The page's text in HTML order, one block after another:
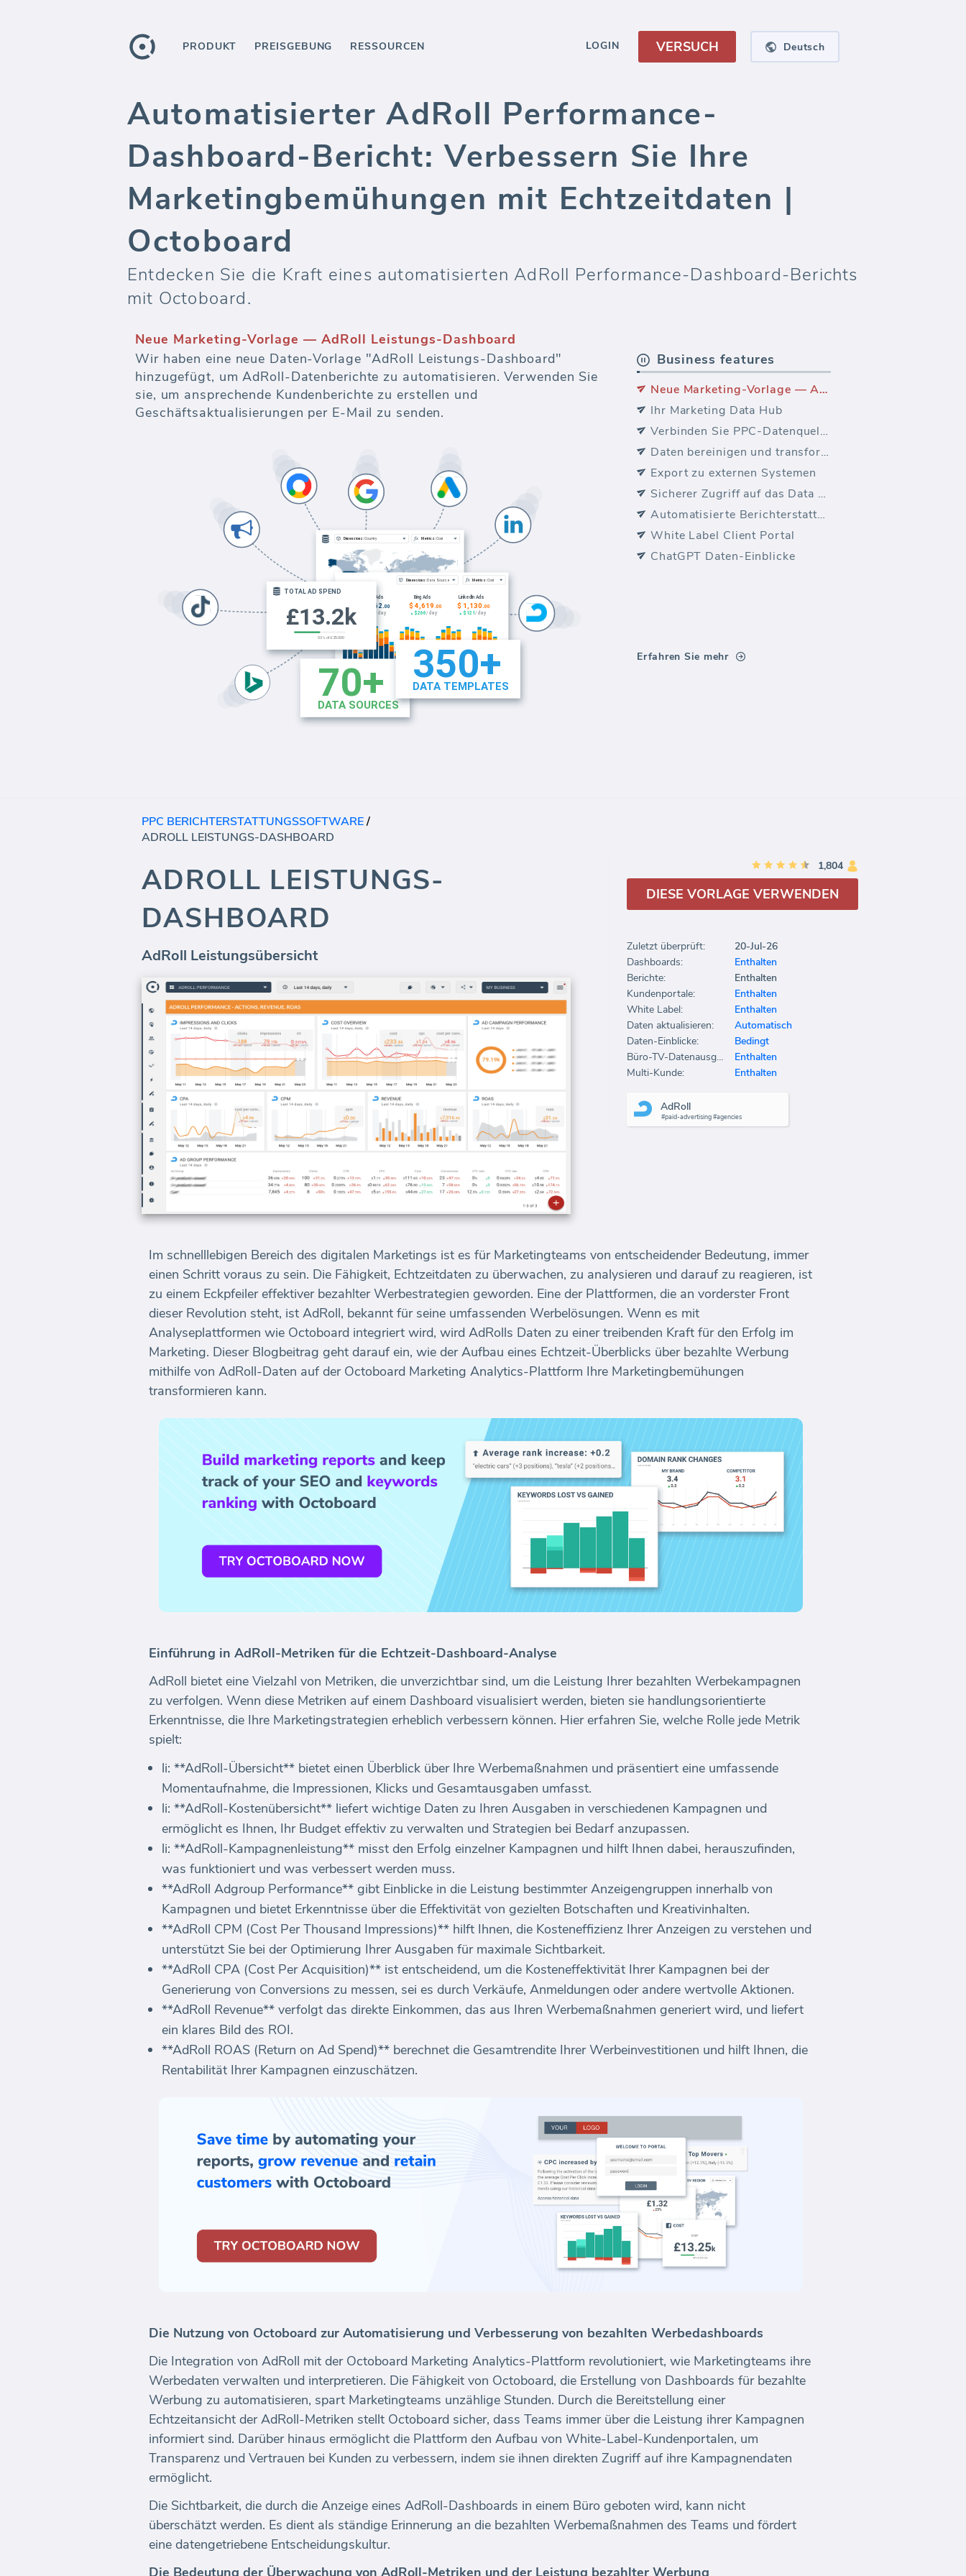
PRODUKT PREISGEBUNG RESSOURCEN LOGIN VERSUCH Deutsch
Automatisierter AdRoll Performance-
Dashboard-Bericht: Verbessern Sie Ihre
Marketingbemühungen mit Echtzeitdaten |
Octoboard
Entdecken Sie die Kraft eines automatisierten AdRoll Performance-Dashboard-Berichts
mit Octoboard.
Neue Marketing-Vorlage — AdRoll Leistungs-Dashboard
Wir haben eine neue Daten-Vorlage "AdRoll Leistungs-Dashboard"
hinzugefügt, um AdRoll-Datenberichte zu automatisieren. Verwenden Sie
sie, um ansprechende Kundenberichte zu erstellen und
Geschäftsaktualisierungen per E-Mail zu senden.
Business features
Neue Marketing-Vorlage — AdRoll Leistungs-Dashboard
Ihr Marketing Data Hub
Verbinden Sie PPC-Datenquellen
Daten bereinigen und transformieren
Export zu externen Systemen
Sicherer Zugriff auf das Data Warehouse
Automatisierte Berichterstattung
White Label Client Portal
ChatGPT Daten-Einblicke
Erfahren Sie mehr
PPC BERICHTERSTATTUNGSSOFTWARE/
ADROLL LEISTUNGS-DASHBOARD
ADROLL LEISTUNGS-
DASHBOARD
AdRoll Leistungsübersicht
Im schnelllebigen Bereich des digitalen Marketings ist es für Marketingteams von entscheidender Bedeutung, immer
einen Schritt voraus zu sein. Die Fähigkeit, Echtzeitdaten zu überwachen, zu analysieren und darauf zu reagieren, ist
zu einem Eckpfeiler effektiver bezahlter Werbestrategien geworden. Eine der Plattformen, die an vorderster Front
dieser Revolution steht, ist AdRoll, bekannt für seine umfassenden Werbelösungen. Wenn es mit
Analyseplattformen wie Octoboard integriert wird, wird AdRolls Daten zu einer treibenden Kraft für den Erfolg im
Marketing. Dieser Blogbeitrag geht darauf ein, wie der Aufbau eines Echtzeit-Überblicks über bezahlte Werbung
mithilfe von AdRoll-Daten auf der Octoboard Marketing Analytics-Plattform Ihre Marketingbemühungen
transformieren kann.
Einführung in AdRoll-Metriken für die Echtzeit-Dashboard-Analyse
AdRoll bietet eine Vielzahl von Metriken, die unverzichtbar sind, um die Leistung Ihrer bezahlten Werbekampagnen
zu verfolgen. Wenn diese Metriken auf einem Dashboard visualisiert werden, bieten sie handlungsorientierte
Erkenntnisse, die Ihre Marketingstrategien erheblich verbessern können. Hier erfahren Sie, welche Rolle jede Metrik
spielt:
li: **AdRoll-Übersicht** bietet einen Überblick über Ihre Werbemaßnahmen und präsentiert eine umfassende
Momentaufnahme, die Impressionen, Klicks und Gesamtausgaben umfasst.
li: **AdRoll-Kostenübersicht** liefert wichtige Daten zu Ihren Ausgaben in verschiedenen Kampagnen und
ermöglicht es Ihnen, Ihr Budget effektiv zu verwalten und Strategien bei Bedarf anzupassen.
li: **AdRoll-Kampagnenleistung** misst den Erfolg einzelner Kampagnen und hilft Ihnen dabei, herauszufinden,
was funktioniert und was verbessert werden muss.
**AdRoll Adgroup Performance** gibt Einblicke in die Leistung bestimmter Anzeigengruppen innerhalb von
Kampagnen und bietet Erkenntnisse über die Effektivität von gezielten Botschaften und Kreativinhalten.
**AdRoll CPM (Cost Per Thousand Impressions)** hilft Ihnen, die Kosteneffizienz Ihrer Anzeigen zu verstehen und
unterstützt Sie bei der Optimierung Ihrer Ausgaben für maximale Sichtbarkeit.
**AdRoll CPA (Cost Per Acquisition)** ist entscheidend, um die Kosteneffektivität Ihrer Kampagnen bei der
Generierung von Conversions zu messen, sei es durch Verkäufe, Anmeldungen oder andere wertvolle Aktionen.
**AdRoll Revenue** verfolgt das direkte Einkommen, das aus Ihren Werbemaßnahmen generiert wird, und liefert
ein klares Bild des ROI.
**AdRoll ROAS (Return on Ad Spend)** berechnet die Gesamtrendite Ihrer Werbeinvestitionen und hilft Ihnen, die
Rentabilität Ihrer Kampagnen einzuschätzen.
Die Nutzung von Octoboard zur Automatisierung und Verbesserung von bezahlten Werbedashboards
Die Integration von AdRoll mit der Octoboard Marketing Analytics-Plattform revolutioniert, wie Marketingteams ihre
Werbedaten verwalten und interpretieren. Die Fähigkeit von Octoboard, die Erstellung von Dashboards für bezahlte
Werbung zu automatisieren, spart Marketingteams unzählige Stunden. Durch die Bereitstellung einer
Echtzeitansicht der AdRoll-Metriken stellt Octoboard sicher, dass Teams immer über die Leistung ihrer Kampagnen
informiert sind. Darüber hinaus ermöglicht die Plattform den Aufbau von White-Label-Kundenportalen, um
Transparenz und Vertrauen bei Kunden zu verbessern, indem sie ihnen direkten Zugriff auf ihre Kampagnendaten
ermöglicht.
Die Sichtbarkeit, die durch die Anzeige eines AdRoll-Dashboards in einem Büro geboten wird, kann nicht
überschätzt werden. Es dient als ständige Erinnerung an die bezahlten Werbemaßnahmen des Teams und fördert
eine datengetriebene Entscheidungskultur.
Die Bedeutung der Überwachung von AdRoll-Metriken und der Leistung bezahlter Werbung
1,804
DIESE VORLAGE VERWENDEN
Zuletzt überprüft:
20-Jul-26
Dashboards:
Enthalten
Berichte:
Enthalten
Kundenportale:
Enthalten
White Label:
Enthalten
Daten aktualisieren:
Automatisch
Daten-Einblicke:
Bedingt
Büro-TV-Datenausgabe:
Enthalten
Multi-Kunde:
Enthalten
AdRoll
#paid-advertising #agencies